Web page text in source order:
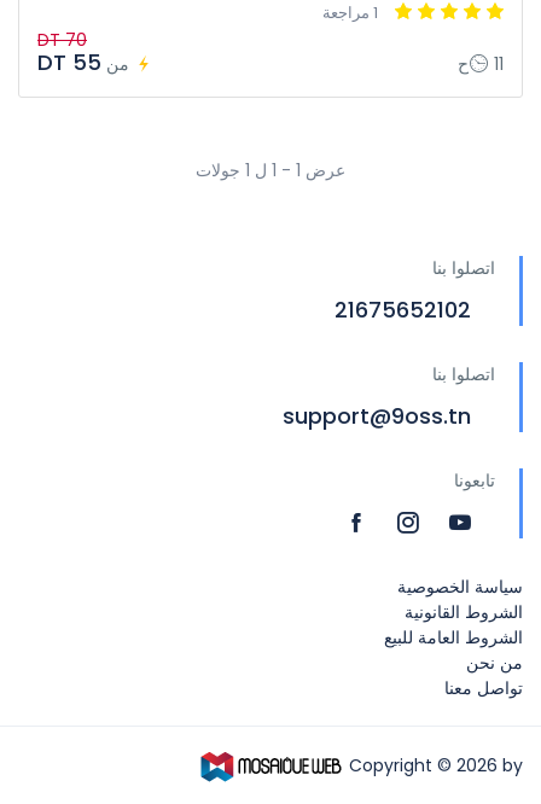
1 مراجعة
11ح من
70 DT
55 DT
عرض 1 - 1 ل 1 جولات
اتصلوا بنا
21675652102
اتصلوا بنا
support@9oss.tn
تابعونا
سياسة الخصوصية
الشروط القانونية
الشروط العامة للبيع
من نحن
تواصل معنا
Copyright © 2026 by